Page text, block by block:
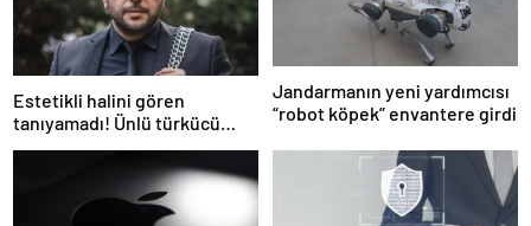
Estetikli halini gören
tanıyamadı! Ünlü türkücü
Nihat Doğan 10 yaş gençleşti
Jandarmanın yeni yardımcısı
“robot köpek” envantere girdi